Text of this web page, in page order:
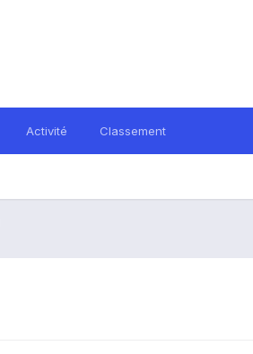
Activité Classement